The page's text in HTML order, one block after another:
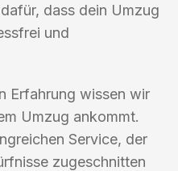
dass dein Umzug
und
Erfahrung wissen wir
Umzug ankommt.
Service, der
zugeschnitten